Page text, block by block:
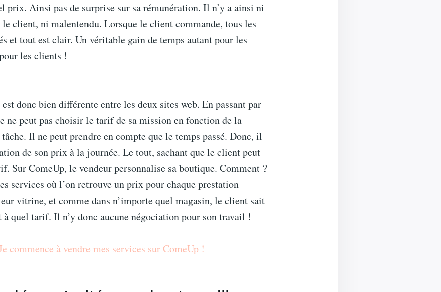
prix. Ainsi pas de surprise sur sa rémunération. Il n’y a ainsi ni
client, ni malentendu. Lorsque le client commande, tous les
et tout est clair. Un véritable gain de temps autant pour les
les clients !
donc bien différente entre les deux sites web. En passant par
ne peut pas choisir le tarif de sa mission en fonction de la
Il ne peut prendre en compte que le temps passé. Donc, il
de son prix à la journée. Le tout, sachant que le client peut
Sur ComeUp, le vendeur personnalise sa boutique. Comment ?
services où l’on retrouve un prix pour chaque prestation
vitrine, et comme dans n’importe quel magasin, le client sait
à quel tarif. Il n’y donc aucune négociation pour son travail !
commence à vendre mes services sur ComeUp !